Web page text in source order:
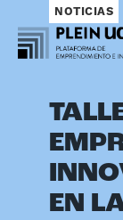
NOTICIAS
EN